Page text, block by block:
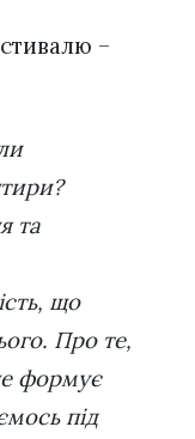
–
та
що
Про те,
формує
під